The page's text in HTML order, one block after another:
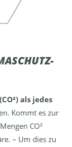
als jedes
Kommt es zur
CO²
– Um dies zu